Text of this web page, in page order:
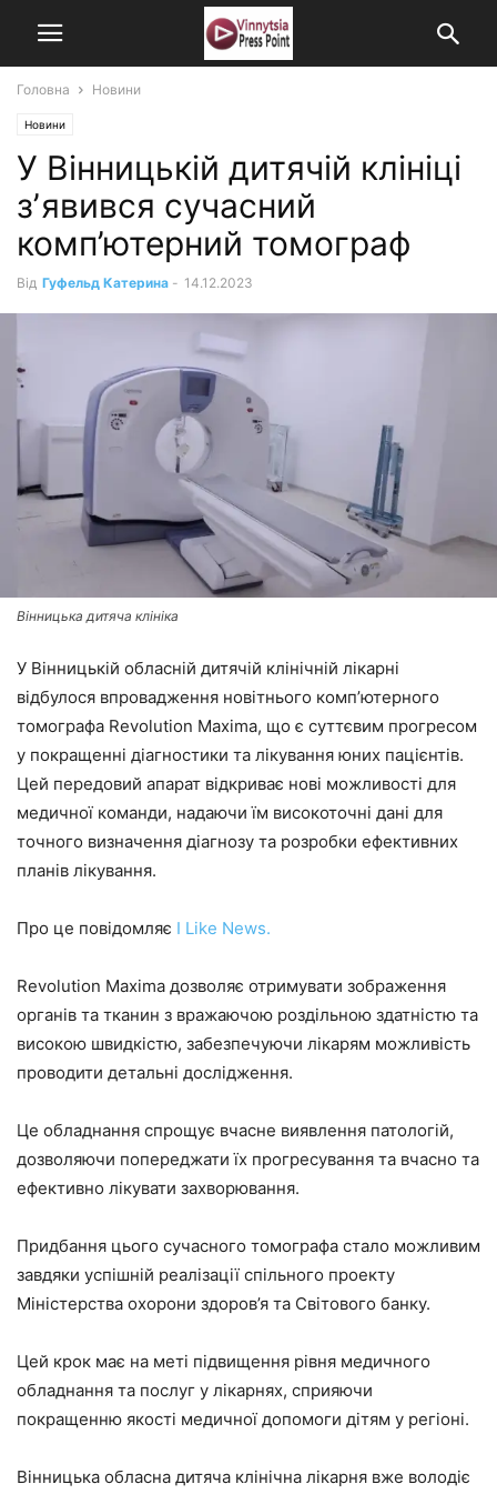
Головна Новини
Новини
У Вінницькій дитячій клініці
зʼявився сучасний
комп’ютерний томограф
Від Гуфельд Катерина - 14.12.2023
Вінницька дитяча клініка
У Вінницькій обласній дитячій клінічній лікарні
відбулося впровадження новітнього комп’ютерного
томографа Revolution Maxima, що є суттєвим прогресом
у покращенні діагностики та лікування юних пацієнтів.
Цей передовий апарат відкриває нові можливості для
медичної команди, надаючи їм високоточні дані для
точного визначення діагнозу та розробки ефективних
планів лікування.
Про це повідомляє I Like News.
Revolution Maxima дозволяє отримувати зображення
органів та тканин з вражаючою роздільною здатністю та
високою швидкістю, забезпечуючи лікарям можливість
проводити детальні дослідження.
Це обладнання спрощує вчасне виявлення патологій,
дозволяючи попереджати їх прогресування та вчасно та
ефективно лікувати захворювання.
Придбання цього сучасного томографа стало можливим
завдяки успішній реалізації спільного проекту
Міністерства охорони здоров’я та Світового банку.
Цей крок має на меті підвищення рівня медичного
обладнання та послуг у лікарнях, сприяючи
покращенню якості медичної допомоги дітям у регіоні.
Вінницька обласна дитяча клінічна лікарня вже володіє